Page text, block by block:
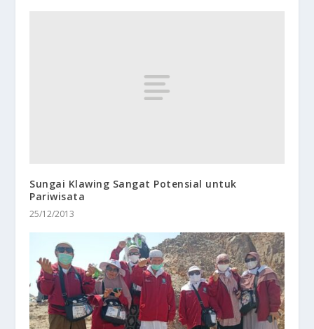
Sungai Klawing Sangat Potensial untuk
Pariwisata
25/12/2013